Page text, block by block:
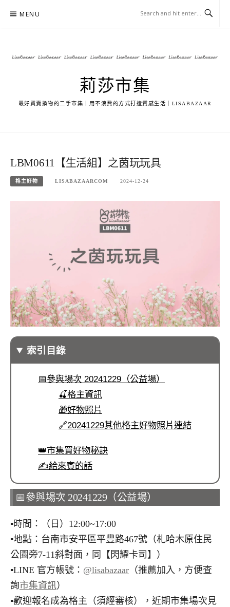
MENU
莉莎市集
最好買賣換物的二手市集｜用不浪費的方式打造質感生活｜LISABAZAAR
LBM0611【生活組】之茵玩玩具
格主好物 LISABAZAARCOM 2024-12-24
索引目錄
📅參與場次 20241229（公益場）
🍒格主資訊
🎁好物照片
🔗20241229其他格主好物照片連結
👑市集買好物秘訣
✍️給來賓的話
📅參與場次 20241229（公益場）
▪︎時間：（日）12:00~17:00
▪︎地點：台南市安平區平豐路467號（札哈木原住民
公園旁7-11斜對面，同【閃耀卡司】）
▪︎LINE 官方帳號： @lisabazaar （推薦加入，方便查
詢市集資訊）
▪︎歡迎報名成為格主（須經審核），近期市集場次見